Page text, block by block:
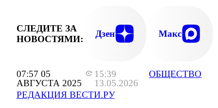
07:57 05
АВГУСТА 2025
15:39
13.05.2026
РЕДАКЦИЯ ВЕСТИ.РУ
ОБЩЕСТВО
СЛЕДИТЕ ЗА
НОВОСТЯМИ:
Дзен Макс